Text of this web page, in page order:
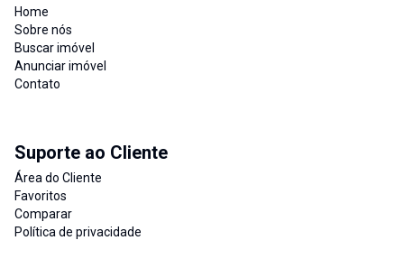
Home
Sobre nós
Buscar imóvel
Anunciar imóvel
Contato
Suporte ao Cliente
Área do Cliente
Favoritos
Comparar
Política de privacidade